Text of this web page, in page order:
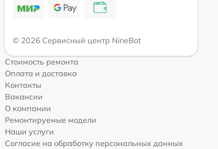
© 2026 Сервисный центр NineBot
Стоимость ремонта
Оплата и доставка
Контакты
Вакансии
О компании
Ремонтируемые модели
Наши услуги
Согласие на обработку персональных данных